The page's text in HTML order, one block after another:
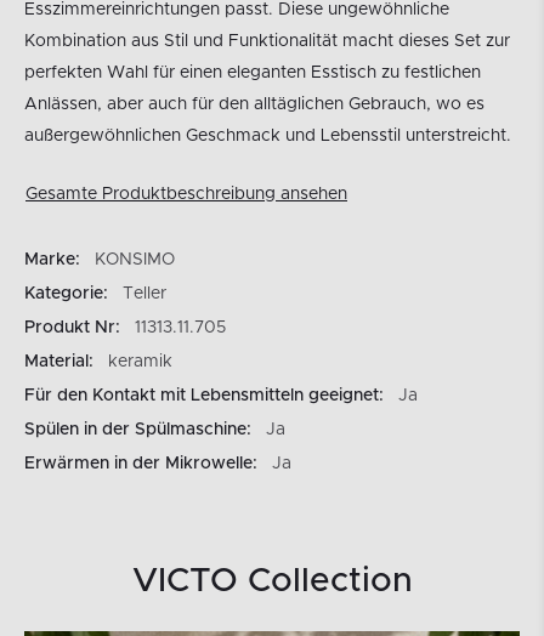
Esszimmereinrichtungen passt. Diese ungewöhnliche
Kombination aus Stil und Funktionalität macht dieses Set zur
perfekten Wahl für einen eleganten Esstisch zu festlichen
Anlässen, aber auch für den alltäglichen Gebrauch, wo es
außergewöhnlichen Geschmack und Lebensstil unterstreicht.
Gesamte Produktbeschreibung ansehen
Marke:
KONSIMO
Kategorie:
Teller
Produkt Nr:
11313.11.705
Material:
keramik
Für den Kontakt mit Lebensmitteln geeignet:
Ja
Spülen in der Spülmaschine:
Ja
Erwärmen in der Mikrowelle:
Ja
VICTO Collection